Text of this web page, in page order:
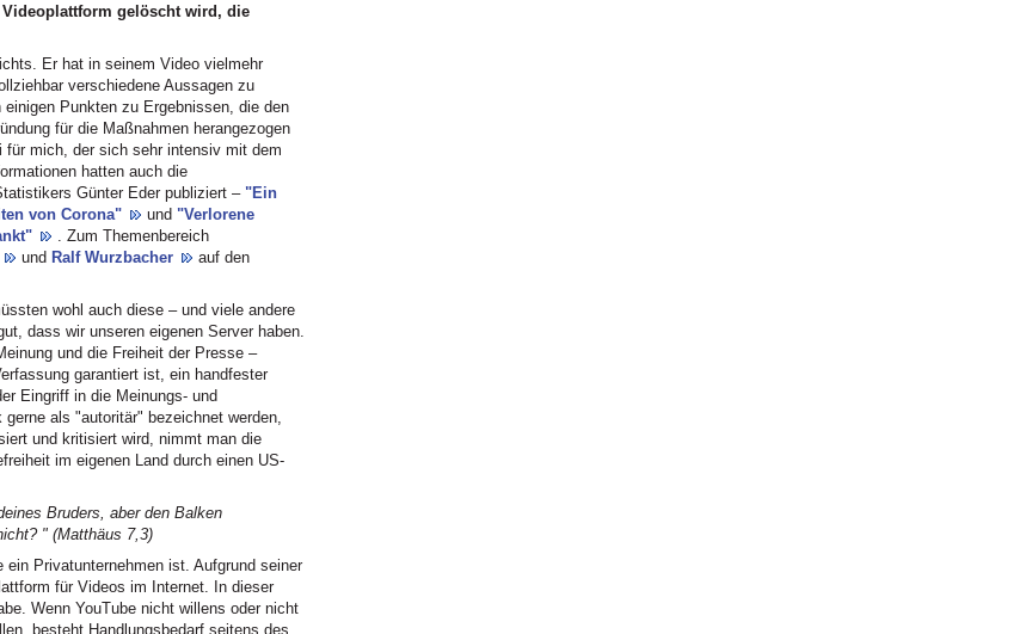
gelöscht wird, die
Er hat in seinem Video vielmehr
verschiedene Aussagen zu
Punkten zu Ergebnissen, die den
für die Maßnahmen herangezogen
für mich, der sich sehr intensiv mit dem
hatten auch die
Günter Eder publiziert – "Ein
von Corona"
und "Verlorene
. Zum Themenbereich
und Ralf Wurzbacher
auf den
wohl auch diese – und viele andere
dass wir unseren eigenen Server haben.
und die Freiheit der Presse –
garantiert ist, ein handfester
Eingriff in die Meinungs- und
als "autoritär" bezeichnet werden,
und kritisiert wird, nimmt man die
im eigenen Land durch einen US-
Bruders, aber den Balken
" (Matthäus 7,3)
Privatunternehmen ist. Aufgrund seiner
für Videos im Internet. In dieser
Wenn YouTube nicht willens oder nicht
besteht Handlungsbedarf seitens des